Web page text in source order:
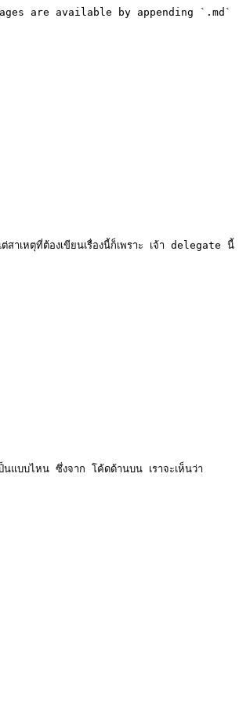
are available by appending `.md`
าเหตุที่ต้องเขียนเรื่องนี้ก็เพราะ เจ้า delegate นี้
แบบไหน ซึ่งจาก โค้ดด้านบน เราจะเห็นว่า